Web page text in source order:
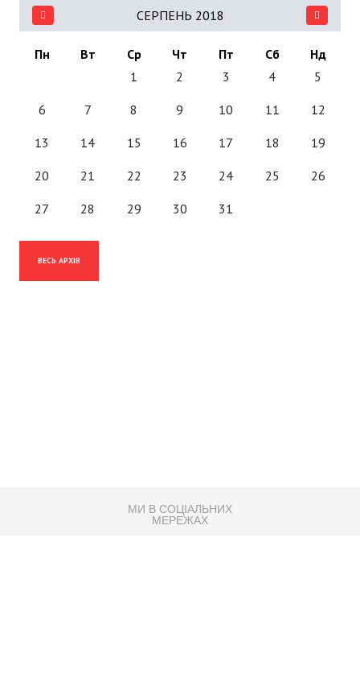
СЕРПЕНЬ 2018
Пн Вт Ср Чт Пт Сб
Нд
1
2 3 4 5
6 7 8 9 10 11 12
13 14 15 16 17 18 19
20 21 22 23 24 25 26
27 28 29 30 31
ВЕСЬ АРХІВ
МИ В СОЦІАЛЬНИХ
МЕРЕЖАХ